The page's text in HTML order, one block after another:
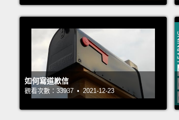
如何寫道歉信
觀看次數：33937 • 2021-12-23